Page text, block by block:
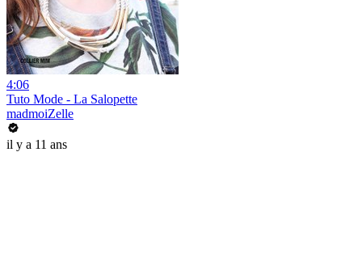
4:06
Tuto Mode - La Salopette
madmoiZelle
il y a 11 ans